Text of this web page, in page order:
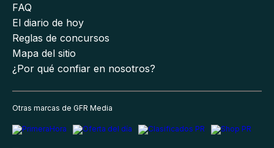
FAQ
El diario de hoy
Reglas de concursos
Mapa del sitio
¿Por qué confiar en nosotros?
Otras marcas de GFR Media